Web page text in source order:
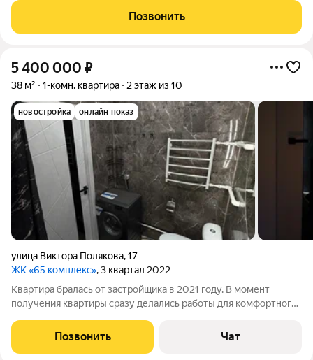
просторная кухня-гостиная, две отдельные спальни и
гардеробная, в которой при
Позвонить
5 400 000 ₽
38 м² 1-комн. квартира 2 этаж из 10
новостройка онлайн показ
улица Виктора Полякова,17
ЖК «65 комплекс», 3 квартал 2022
Квартира бралась от застройщика в 2021 году. В момент
получения квартиры сразу делались работы для комфортного
белоснежная гардеробная, куда поместиться множество
вещей и обуви. Слева
Позвонить Чат